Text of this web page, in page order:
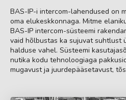
BAS-IP-i intercom-lahendused on
oma elukeskkonnaga. Mitme
BAS-IP intercom-süsteemi
vaid hõlbustas ka sujuvat suhtlust
halduse vahel. Süsteemi
nutika kodu tehnoloogiaga
mugavust ja juurdepääsetavust,